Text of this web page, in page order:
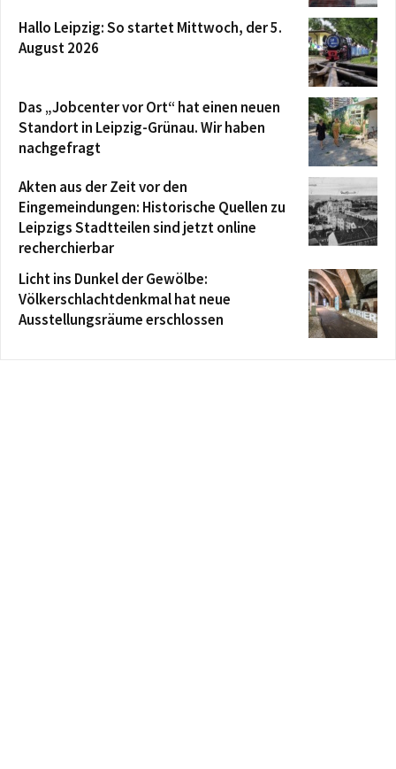
Hallo Leipzig: So startet Mittwoch, der 5.
August 2026
Das „Jobcenter vor Ort“ hat einen neuen
Standort in Leipzig-Grünau. Wir haben
nachgefragt
Akten aus der Zeit vor den
Eingemeindungen: Historische Quellen zu
Leipzigs Stadtteilen sind jetzt online
recherchierbar
Licht ins Dunkel der Gewölbe:
Völkerschlachtdenkmal hat neue
Ausstellungsräume erschlossen